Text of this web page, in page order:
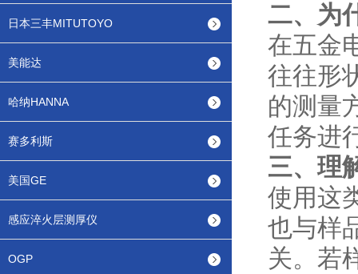
日本三丰MITUTOYO
美能达
哈纳HANNA
赛多利斯
美国GE
感应淬火层测厚仪
OGP
二、为
在五金
往往形
的测量
任务进
三、理
使用这
也与样
关。若